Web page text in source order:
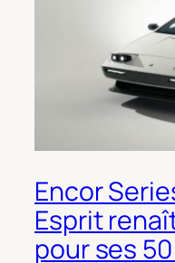
Encor
Esprit
pour ses